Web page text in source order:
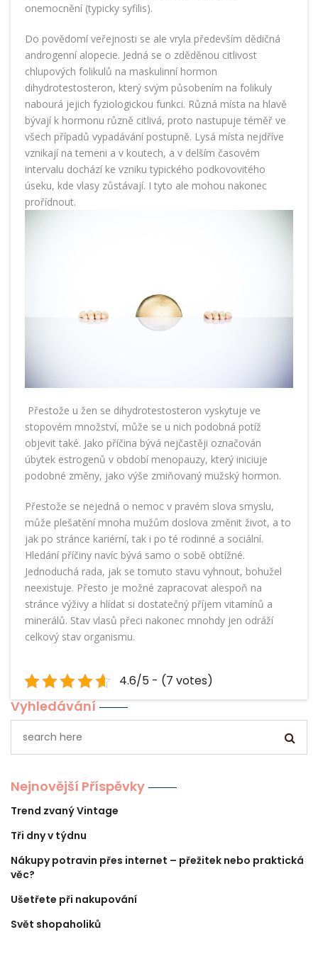
onemocnění (typicky syfilis).
Do povědomí veřejnosti se ale vryla především dědičná
androgenní alopecie. Jedná se o zděděnou citlivost
chlupových folikulů na maskulinní hormon
dihydrotestosteron, který svým působením na folikuly
nabourá jejich fyziologickou funkci. Různá místa na hlavě
bývají k hormonu různě citlivá, proto nastupuje téměř ve
všech případů vypadávání postupně. Lysá místa nejdříve
vznikají na temeni a v koutech, a v delším časovém
intervalu dochází ke vzniku typického podkovovitého
úseku, kde vlasy zůstávají. I tyto ale mohou nakonec
prořídnout.
Přestože u žen se dihydrotestosteron vyskytuje ve
stopovém množství, může se u nich podobná potíž
objevit také. Jako příčina bývá nejčastěji označován
úbytek estrogenů v období menopauzy, který iniciuje
podobné změny, jako výše zmiňovaný mužský hormon.
Přestože se nejedná o nemoc v pravém slova smyslu,
může plešatění mnoha mužům doslova změnit život, a to
jak po stránce kariérní, tak i po té rodinné a sociální.
Hledání příčiny navíc bývá samo o sobě obtížné.
Jednoduchá rada, jak se tomuto stavu vyhnout, bohužel
neexistuje. Přesto je možné zapracovat alespoň na
stránce výživy a hlídat si dostatečný příjem vitamínů a
minerálů. Stav vlasů přeci nakonec mnohdy jen odráží
celkový stav organismu.
4.6/5 - (7 votes)
Vyhledávání
Nejnovější Příspěvky
Trend zvaný Vintage
Tři dny v týdnu
Nákupy potravin přes internet – přežitek nebo praktická
věc?
Ušetřete při nakupování
Svět shopaholiků